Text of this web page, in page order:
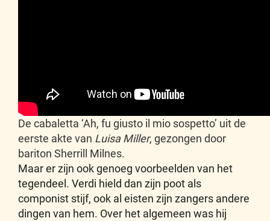
De cabaletta ‘Ah, fu giusto il mio sospetto’ uit de
eerste akte van Luisa Miller, gezongen door
bariton Sherrill Milnes.
Maar er zijn ook genoeg voorbeelden van het
tegendeel. Verdi hield dan zijn poot als
componist stijf, ook al eisten zijn zangers andere
dingen van hem. Over het algemeen was hij